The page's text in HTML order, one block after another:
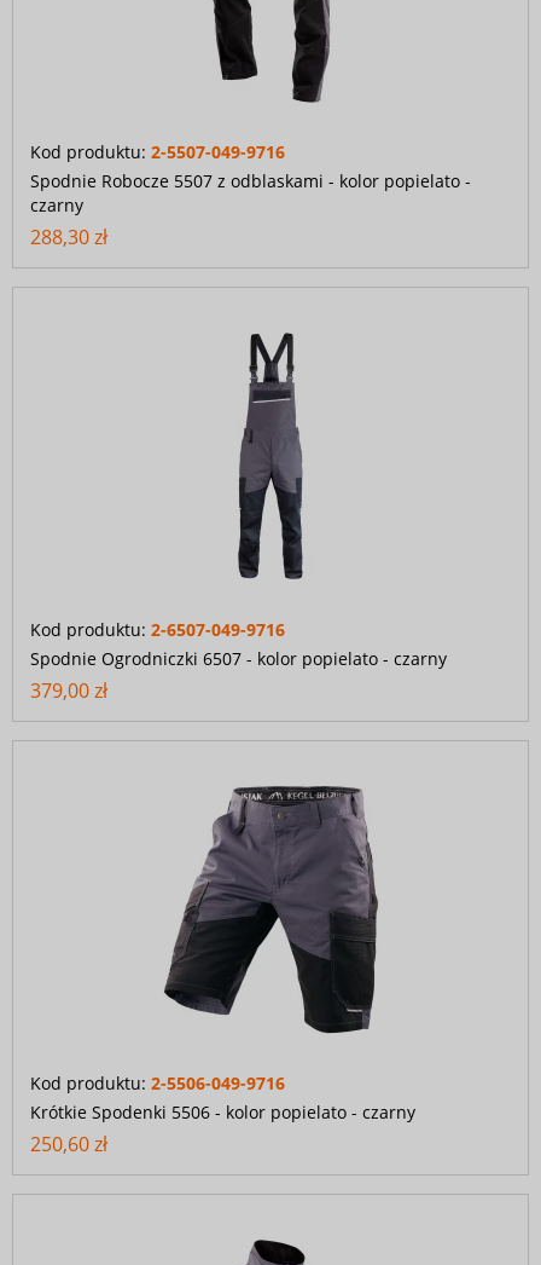
Kod produktu: 2-5507-049-9716
Spodnie Robocze 5507 z odblaskami - kolor popielato -
czarny
288,30 zł
Kod produktu: 2-6507-049-9716
Spodnie Ogrodniczki 6507 - kolor popielato - czarny
379,00 zł
Kod produktu: 2-5506-049-9716
Krótkie Spodenki 5506 - kolor popielato - czarny
250,60 zł